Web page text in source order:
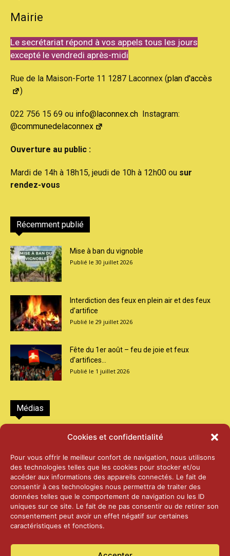
Cookies et confidentialité
Pour vous offrir le meilleur confort de navigation, nous utilisons
des technologies telles que les cookies pour stocker et/ou
accéder aux informations des appareils connectés. Le fait de
consentir à ces technologies nous permettra de traiter des
données telles que le comportement de navigation ou les ID
uniques sur ce site. Le fait de ne pas consentir ou de retirer son
consentement peut avoir un effet négatif sur certaines
caractéristiques et fonctions.
Mairie
Le secrétariat répond à vos appels tous les jours
excepté le vendredi après-midi
Rue de la Maison-Forte 11 1287 Laconnex (plan d'accès
)
022 756 15 69 ou info@laconnex.ch Instagram:
@communedelaconnex
Ouverture au public :
Mardi de 14h à 18h15, jeudi de 10h à 12h00 ou sur
rendez-vous
Récemment publié
Mise à ban du vignoble
30 juillet 2026
Interdiction des feux en plein air et des feux
d’artifice
29 juillet 2026
Fête du 1er août – feu de joie et feux
d’artifices...
1 juillet 2026
Médias
2026 – Laiterie d’Orsières et Abbaye de St-
25 juin 2026
2025 – Palais Fédéral – Berne
25 juin 2026
14 janvier 2025